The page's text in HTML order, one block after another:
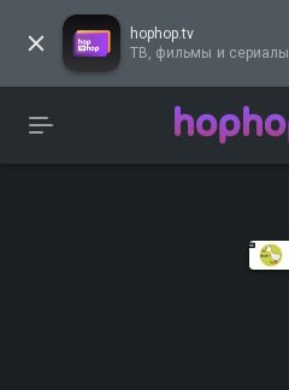
hophop.tv
ТВ, фильмы и сериалы